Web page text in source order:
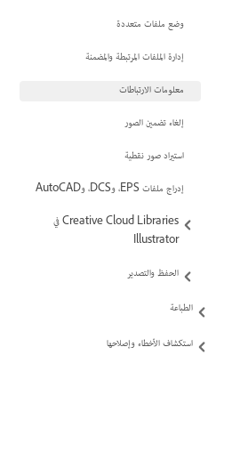
وضع ملفات متعددة
إدارة الملفات المرتبطة والمضمنة
معلومات الارتباطات
إلغاء تضمين الصور
استيراد صور نقطية
إدراج ملفات EPS، وDCS، وAutoCAD
Creative Cloud Libraries في
Illustrator
الحفظ والتصدير
الطباعة
استكشاف الأخطاء وإصلاحها